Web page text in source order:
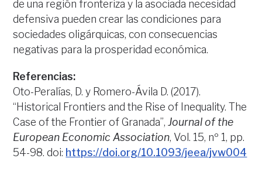
de una región fronteriza y la asociada necesidad
defensiva pueden crear las condiciones para
sociedades oligárquicas, con consecuencias
negativas para la prosperidad económica.
Referencias:
Oto-Peralías, D. y Romero-Ávila D. (2017).
“Historical Frontiers and the Rise of Inequality. The
Case of the Frontier of Granada”,Journal of the
European Economic Association, Vol. 15, nº 1, pp.
54-98. doi: https://doi.org/10.1093/jeea/jvw004